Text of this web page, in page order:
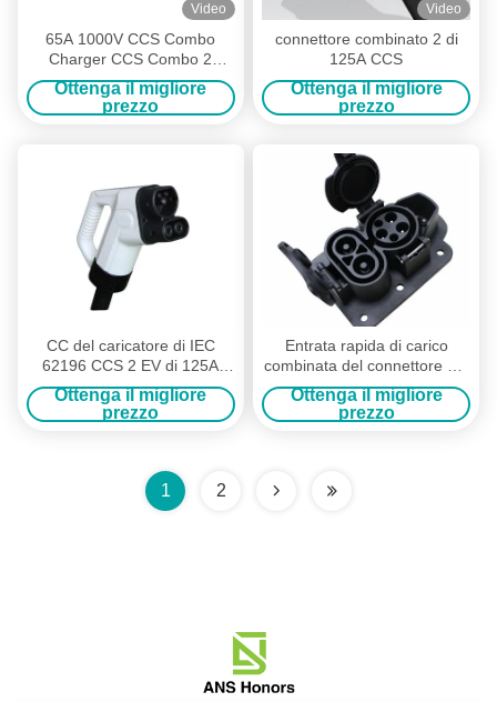
Video
65A 1000V CCS Combo
Charger CCS Combo 2
connettore
Ottenga il migliore
prezzo
Video
connettore combinato 2 di
125A CCS
Ottenga il migliore
prezzo
CC del caricatore di IEC
62196 CCS 2 EV di 125A
1000V velocemente che
incarica del tipo di CCS -
spina 2
Ottenga il migliore
prezzo
Entrata rapida di carico
combinata del connettore del
caricatore di CC dell'incavo di
CC 200A CCS 1 EV
Ottenga il migliore
prezzo
1 2